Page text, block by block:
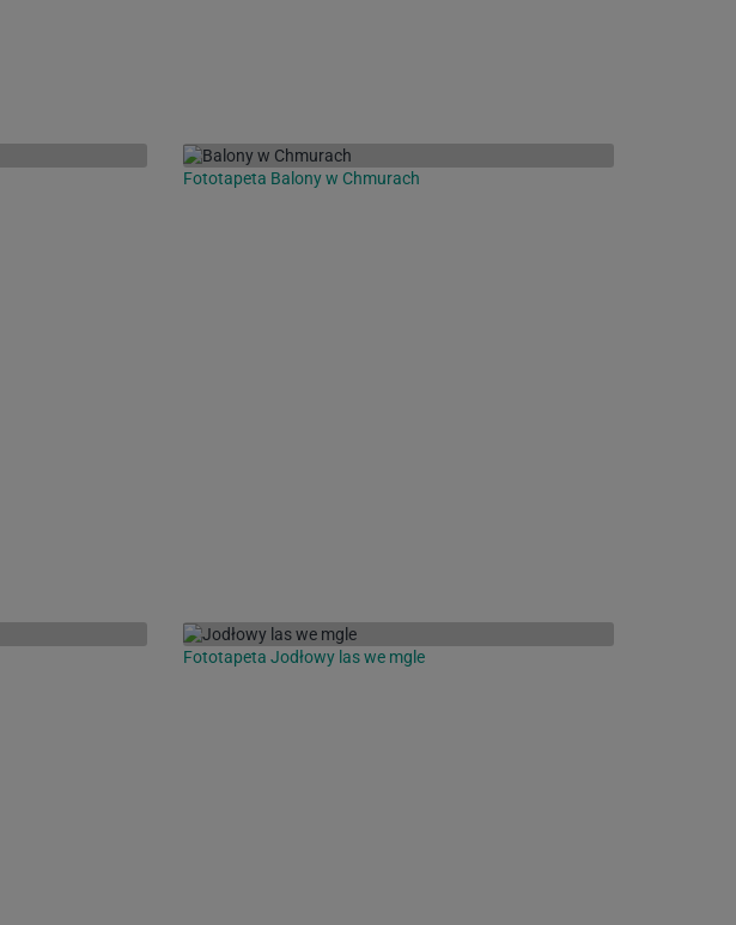
Fototapeta Balony w Chmurach
Fototapeta Jodłowy las we mgle